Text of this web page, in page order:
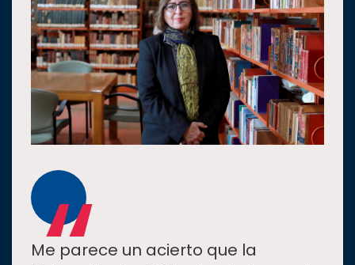
Vinculación
Historia
Universiada
Nacional
Me parece un acierto que la